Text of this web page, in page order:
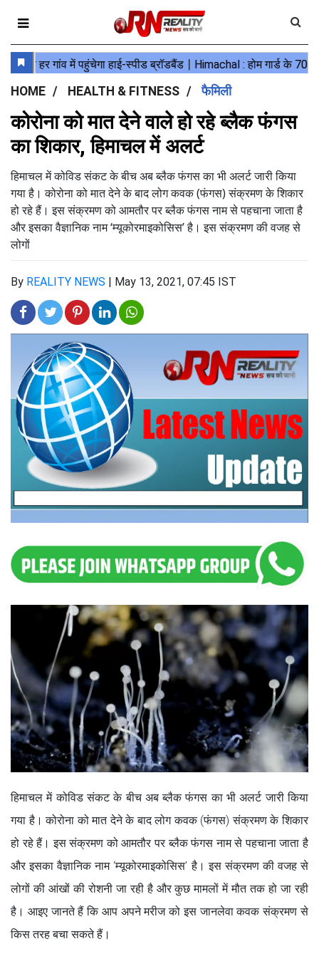
HOME HEALTH & FITNESS फैमिली
कोरोना को मात देने वाले हो रहे ब्लैक फंगस
का शिकार, हिमाचल में अलर्ट
हिमाचल में कोविड संकट के बीच अब ब्लैक फंगस का भी अलर्ट जारी किया
गया है। कोरोना को मात देने के बाद लोग कवक (फंगस) संक्रमण के शिकार
हो रहे हैं। इस संक्रमण को आमतौर पर ब्लैक फंगस नाम से पहचाना जाता है
और इसका वैज्ञानिक नाम ‘म्यूकोरमाइकोसिस’ है। इस संक्रमण की वजह से
लोगों
By REALITY NEWS | May 13, 2021, 07:45 IST
हिमाचल में कोविड संकट के बीच अब ब्लैक फंगस का भी अलर्ट जारी किया
गया है। कोरोना को मात देने के बाद लोग कवक (फंगस) संक्रमण के शिकार
हो रहे हैं। इस संक्रमण को आमतौर पर ब्लैक फंगस नाम से पहचाना जाता है
और इसका वैज्ञानिक नाम ‘म्यूकोरमाइकोसिस’ है। इस संक्रमण की वजह से
लोगों की आंखों की रोशनी जा रही है और कुछ मामलों में मौत तक हो जा रही
है। आइए जानते हैं कि आप अपने मरीज को इस जानलेवा कवक संक्रमण से
किस तरह बचा सकते हैं।